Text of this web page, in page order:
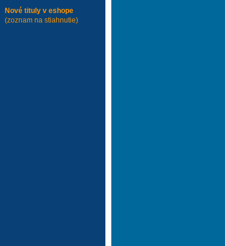
Nové tituly v eshope
(zoznam na stiahnutie)